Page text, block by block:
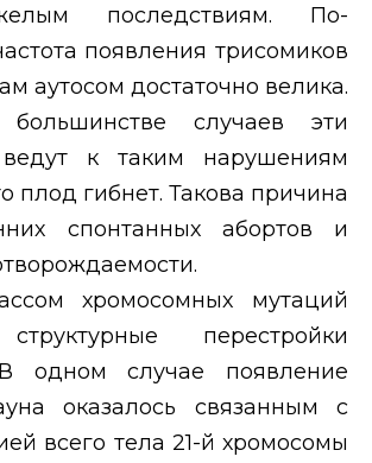
последствиям. По-
появления трисомиков
аутосом достаточно велика.
случаев эти
к таким нарушениям
плод гибнет. Такова причина
спонтанных абортов и
хромосомных мутаций
перестройки
одном случае появление
оказалось связанным с
всего тела 21-й хромосомы